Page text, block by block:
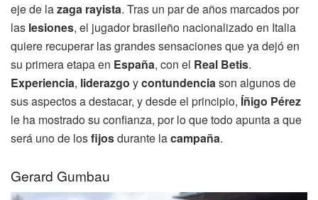
eje de lazaga rayista. Tras un par de años marcados por
las lesiones, el jugador brasileño nacionalizado en Italia
quiere recuperar las grandes sensaciones que ya dejó en
su primera etapa en España, con el Real Betis.
Experiencia, liderazgo ycontundenciason algunos de
sus aspectos a destacar, y desde el principio, Íñigo Pérez
le ha mostrado su confianza, por lo que todo apunta a que
será uno de losfijosdurante lacampaña.
Gerard Gumbau